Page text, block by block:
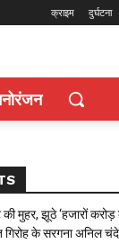
क्राइम दुर्घटना
की मुहर, झूठे ‘हजारों
गिरोह के सरगना अनिल